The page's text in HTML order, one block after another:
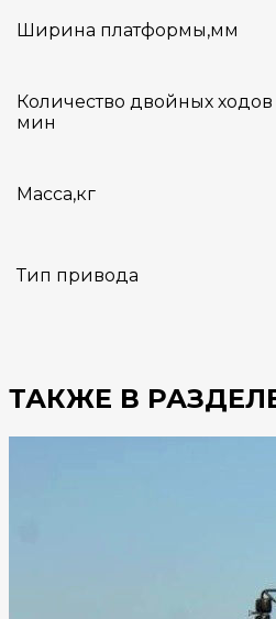
Ширина платформы,мм
Количество двойных ходов
мин
Масса,кг
Тип привода
ТАКЖЕ В